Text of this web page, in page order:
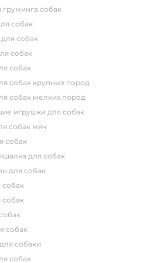
груминга собак
собак
для собак
собак
собак
собак крупных пород
собак мелких пород
игрушки для собак
собак мяч
собак
для собак
для собак
собак
собак
собак
собаки
собак